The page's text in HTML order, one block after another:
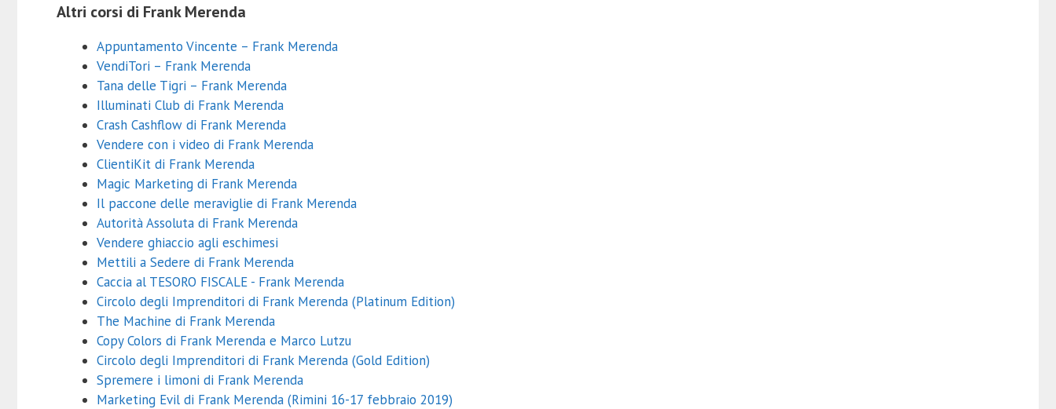
Altri corsi di Frank Merenda
Appuntamento Vincente – Frank Merenda
VendiTori – Frank Merenda
Tana delle Tigri – Frank Merenda
Illuminati Club di Frank Merenda
Crash Cashflow di Frank Merenda
Vendere con i video di Frank Merenda
ClientiKit di Frank Merenda
Magic Marketing di Frank Merenda
Il paccone delle meraviglie di Frank Merenda
Autorità Assoluta di Frank Merenda
Vendere ghiaccio agli eschimesi
Mettili a Sedere di Frank Merenda
Caccia al TESORO FISCALE - Frank Merenda
Circolo degli Imprenditori di Frank Merenda (Platinum Edition)
The Machine di Frank Merenda
Copy Colors di Frank Merenda e Marco Lutzu
Circolo degli Imprenditori di Frank Merenda (Gold Edition)
Spremere i limoni di Frank Merenda
Marketing Evil di Frank Merenda (Rimini 16-17 febbraio 2019)